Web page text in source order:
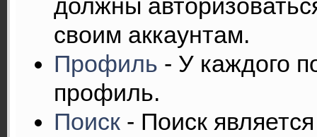
должны
своим аккаунтам.
Профиль - У каждого
профиль.
Поиск- Поиск